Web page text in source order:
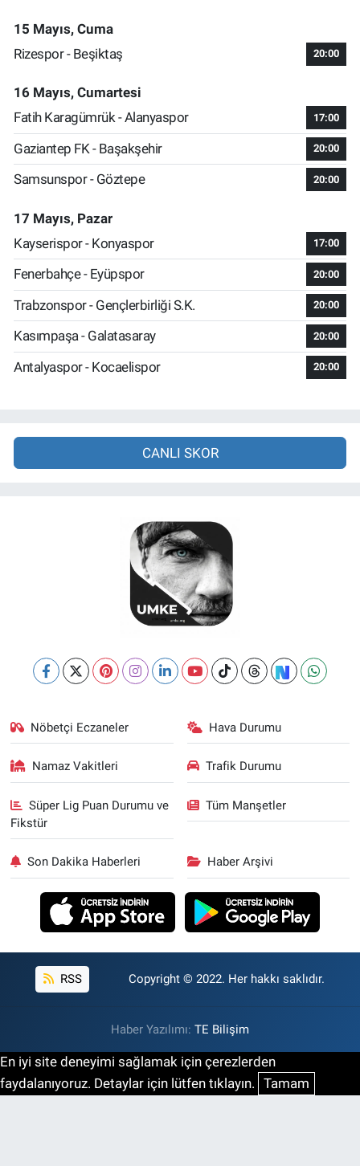
15 Mayıs, Cuma
Rizespor - Beşiktaş
20:00
16 Mayıs, Cumartesi
Fatih Karagümrük - Alanyaspor
17:00
Gaziantep FK - Başakşehir 20:00
Samsunspor - Göztepe 20:00
17 Mayıs, Pazar
Kayserispor - Konyaspor
17:00
Fenerbahçe - Eyüpspor 20:00
Trabzonspor - Gençlerbirliği S.K. 20:00
Kasımpaşa - Galatasaray 20:00
Antalyaspor - Kocaelispor 20:00
CANLI SKOR
Nöbetçi Eczaneler Hava Durumu
Namaz Vakitleri Trafik Durumu
Süper Lig Puan Durumu ve
Fikstür
Tüm Manşetler
Son Dakika Haberleri Haber Arşivi
RSS Copyright © 2022. Her hakkı saklıdır.
Haber Yazılımı: TE Bilişim
En iyi site deneyimi sağlamak için çerezlerden
faydalanıyoruz. Detaylar için lütfen tıklayın. Tamam